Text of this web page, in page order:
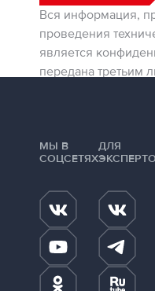
Вся информация,
проведения
является
передана третьим
МЫ В
СОЦСЕТЯХ
ДЛЯ